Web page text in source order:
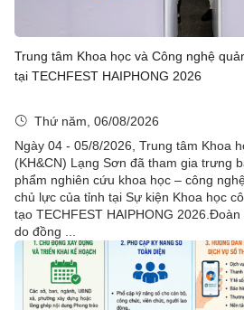
Trung tâm Khoa học và Công nghệ
tại TECHFEST HAIPHONG 2026
Thứ năm, 06/08/2026
Ngày 04 - 05/8/2026, Trung tâm Khoa
(KH&CN) Lạng Sơn đã tham gia trưng
phẩm nghiên cứu khoa học – công
chủ lực của tỉnh tại Sự kiện Khoa học
tạo TECHFEST HAIPHONG
do đồng ...